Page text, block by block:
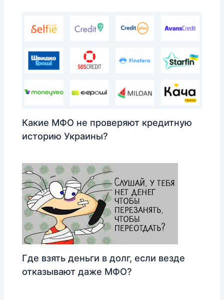
Какие МФО не проверяют кредитную
историю Украины?
Где взять деньги в долг, если везде
отказывают даже МФО?